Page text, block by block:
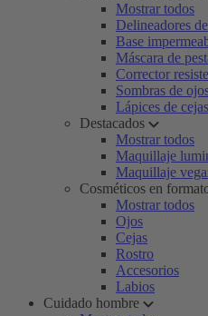
Mostrar todos
Delineadores
Base
Máscara de
Corrector
Sombras de
Lápices de
Destacados
Mostrar todos
Maquillaje
Maquillaje
Cosméticos en
Mostrar todos
Ojos
Cejas
Rostro
Accesorios
Labios
Cuidado hombre